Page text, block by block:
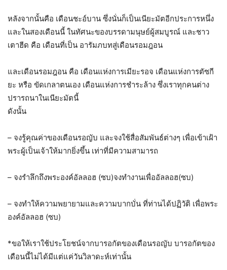
หลังจากนั้นคือ เดือนชะอ์บาน ซึ่งนั่นก็เป็นเนียะมัตอีกประการหนึ่ง
และในสองเดือนนี้ ในทัศนะของบรรดามนุษย์ผู้สมบูรณ์ และชาว
เตาฮีด คือ เดือนที่เป็น อารัมภบทสู่เดือนรอมฎอน
และเดือนรอมฎอน คือ เดือนแห่งการเมียะรอจ เดือนแห่งการตัซกี
ยะ หรือ ขัดเกลาตนเอง เดือนแห่งการชำระล้าง ซึ่งเราทุกคนต่าง
ปรารถนาในเนียะมัตนี้
ดังนั้น
– จงรู้คุณค่าของเดือนรอญับ และจงใช้สื่อสัมพันธ์ต่างๆ เพื่อเข้าเฝ้า
พระผู้เป็นเจ้าให้มากยิ่งขึ้น เท่าที่มีความสามารถ
– จงรำลึกถึงพระองค์อัลลอฮ (ซบ)จงทำงานเพื่ออัลลอฮ(ซบ)
– จงทำให้ความพยายามและความบากบั่น ที่ท่านได้ปฏิวัติ เพื่อพระ
องค์อัลลอฮ (ซบ)
*ขอให้เราใช้ประโยชน์จากบารอกัตของเดือนรอญับ บารอกัตของ
เดือนนี้ไม่ได้มีแต่แค่วันวิลาดะห์เท่านั้น